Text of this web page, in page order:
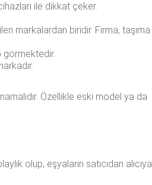
ile dikkat çeker.
markalardan biridir. Firma, taşıma
görmektedir.
Özellikle eski model ya da
olup, eşyaların satıcıdan alıcıya